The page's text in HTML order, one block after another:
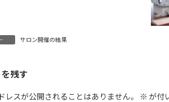
サロン開催の結果
残す
レスが公開されることはありません。 ※ が付